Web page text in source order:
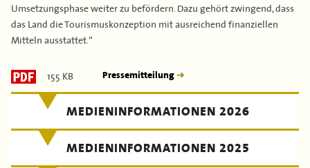
Umsetzungsphase weiter zu befördern. Dazu gehört zwingend, dass
das Land die Tourismuskonzeption mit ausreichend finanziellen
Mitteln ausstattet.“
155 KB Pressemitteilung
MEDIENINFORMATIONEN 2026
MEDIENINFORMATIONEN 2025